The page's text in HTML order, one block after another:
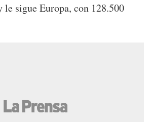
le sigue Europa, con 128.500